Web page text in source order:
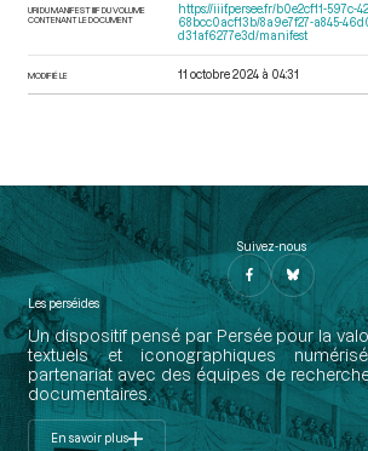
URI DU MANIFEST IIIF DU VOLUME
CONTENANT LE DOCUMENT
https://iiif.persee.fr/b0e2cf11-597c-
68bcc0acf13b/8a9e7f27-a845-
d31af6277e3d/manifest
MODIFIÉ LE 11 octobre 2024 à 04:31
Suivez-nous
Les perséides
Un dispositif pensé par Persée pour la
textuels et iconographiques
partenariat avec des équipes de
documentaires.
En savoir plus